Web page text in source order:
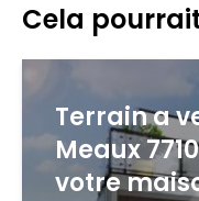
Cela
Terrain a
Meaux
votre